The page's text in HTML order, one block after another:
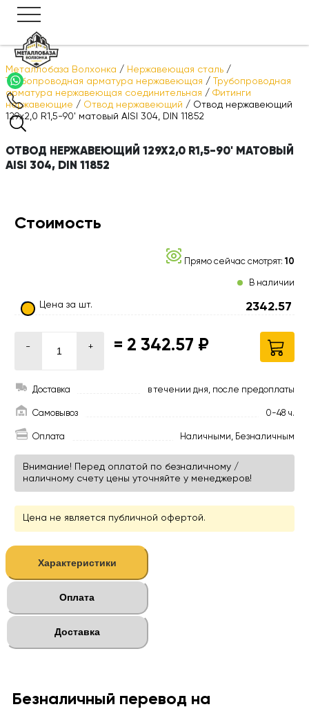
Металлобаза Волхонка / Нержавеющая сталь /
Трубопроводная арматура нержавеющая /
Трубопроводная
арматура нержавеющая соединительная / Фитинги
нержавеющие / Отвод нержавеющий / Отвод нержавеющий
129х2,0 R1,5-90' матовый AISI 304, DIN 11852
ОТВОД НЕРЖАВЕЮЩИЙ 129Х2,0 R1,5-90' МАТОВЫЙ
AISI 304, DIN 11852
Стоимость
Прямо сейчас смотрят:10
В наличии
Цена за шт. 2342.57
- + = 2 342.57 ₽
Доставка в течении дня, после предоплаты
Самовывоз 0-48 ч.
Оплата Наличными, Безналичным
Внимание! Перед оплатой по безналичному /
наличному счету цены уточняйте у менеджеров!
Цена не является публичной офертой.
Характеристики
Оплата
Доставка
Безналичный перевод на